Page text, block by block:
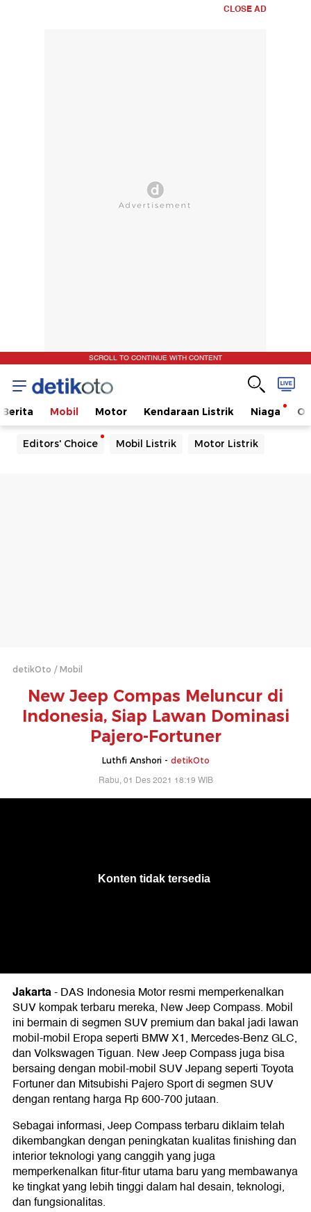
CLOSE AD
SCROLL TO CONTINUE WITH CONTENT
Berita Mobil Motor Kendaraan Listrik Niaga
Editors' Choice Mobil Listrik Motor Listrik
detikOto Mobil
New Jeep Compas Meluncur di
Indonesia, Siap Lawan Dominasi
Pajero-Fortuner
Luthfi Anshori - detikOto
Rabu, 01 Des 2021 18:19 WIB
Jakarta-DAS Indonesia Motor resmi memperkenalkan
SUV kompak terbaru mereka, New Jeep Compass. Mobil
ini bermain di segmen SUV premium dan bakal jadi lawan
mobil-mobil Eropa seperti BMW X1, Mercedes-Benz GLC,
dan Volkswagen Tiguan. New Jeep Compass juga bisa
bersaing dengan mobil-mobil SUV Jepang seperti Toyota
Fortuner dan Mitsubishi Pajero Sport di segmen SUV
dengan rentang harga Rp 600-700 jutaan.
Sebagai informasi, Jeep Compass terbaru diklaim telah
dikembangkan dengan peningkatan kualitas finishing dan
interior teknologi yang canggih yang juga
memperkenalkan fitur-fitur utama baru yang membawanya
ke tingkat yang lebih tinggi dalam hal desain, teknologi,
dan fungsionalitas.